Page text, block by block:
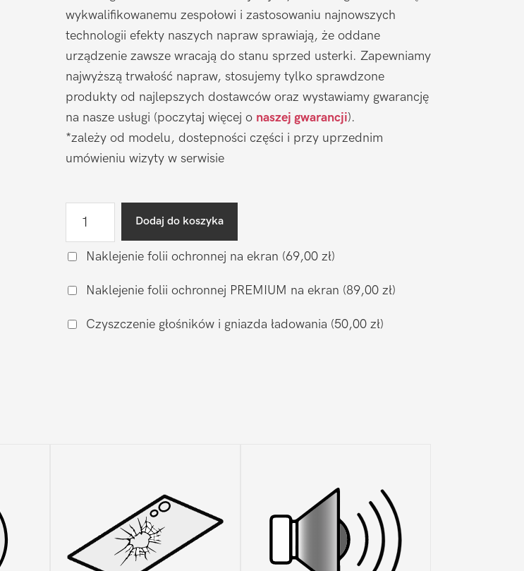
wykwalifikowanemu zespołowi i zastosowaniu najnowszych
technologii efekty naszych napraw sprawiają, że oddane
urządzenie zawsze wracają do stanu sprzed usterki. Zapewniamy
najwyższą trwałość napraw, stosujemy tylko sprawdzone
produkty od najlepszych dostawców oraz wystawiamy gwarancję
na nasze usługi (poczytaj więcej o naszej gwarancji).
*zależy od modelu, dostepności części i przy uprzednim
umówieniu wizyty w serwisie
baterii
oryginalną
Galaxy
Dodaj do koszyka
Naklejenie folii ochronnej na ekran (69,00 zł)
Naklejenie folii ochronnej PREMIUM na ekran (89,00 zł)
Czyszczenie głośników i gniazda ładowania (50,00 zł)